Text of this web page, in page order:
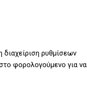
διαχείριση ρυθμίσεων
φορολογούμενο για να